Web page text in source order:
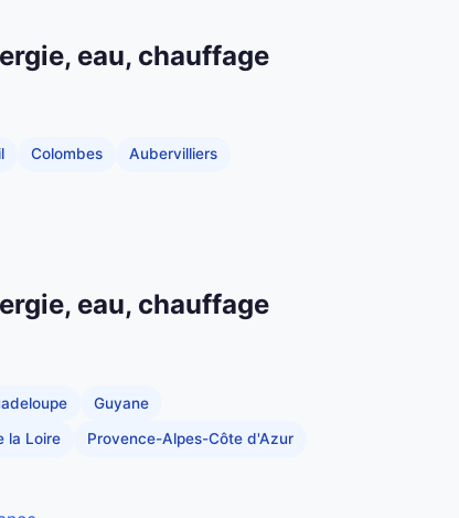
eau, chauffage
Colombes Aubervilliers
eau, chauffage
Guyane
la Loire Provence-Alpes-Côte d'Azur